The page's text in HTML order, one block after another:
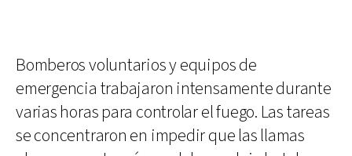
Bomberos voluntarios y equipos de
emergencia trabajaron intensamente durante
varias horas para controlar el fuego. Las tareas
se concentraron en impedir que las llamas